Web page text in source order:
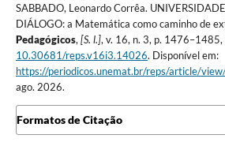
SABBADO, Leonardo Corrêa.
DIÁLOGO: a Matemática como caminho de
Pedagógicos, [S. l.], v. 16, n. 3, p.
10.30681/reps.v16i3.14026. Disponível em:
https://periodicos.unemat.br/reps/article/
ago. 2026.
Formatos de Citação